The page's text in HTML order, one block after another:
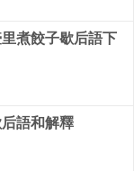
叫“曹操敗
煮餃子歇后語下
語和解釋